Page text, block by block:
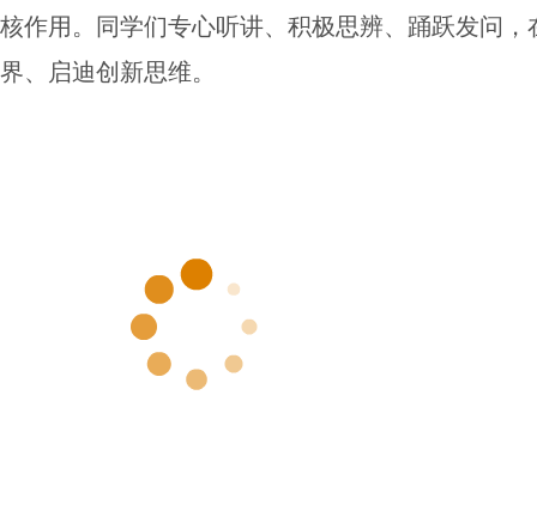
核作用。同学们专心听讲、积极思辨、踊跃发问
界、启迪创新思维。